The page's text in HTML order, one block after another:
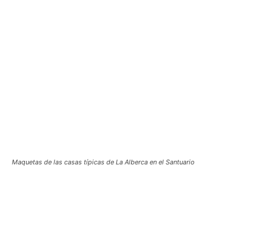
Maquetas de las casas típicas de La Alberca en el Santuario